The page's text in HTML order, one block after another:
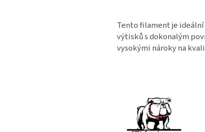
Tento filament je
výtisků s dokonalým
vysokými nároky na